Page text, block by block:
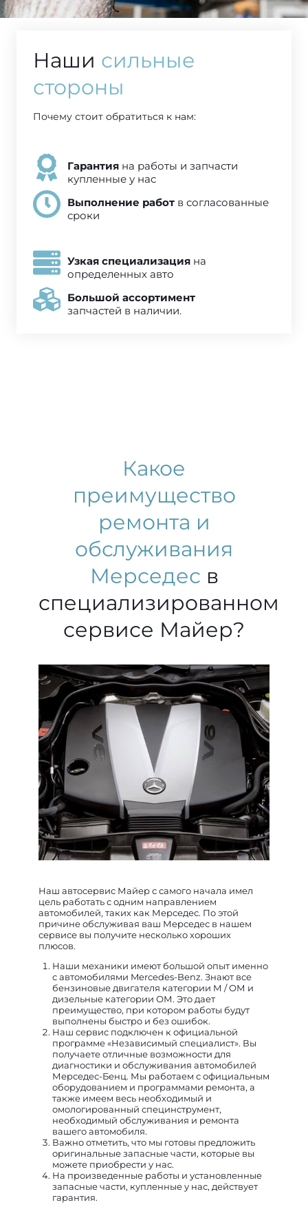
Наши сильные
стороны
Почему стоит обратиться к нам:
Гарантия на работы и запчасти
купленные у нас
Выполнение работ в согласованные
сроки
Узкая специализация на
определенных авто
Большой ассортимент
запчастей в наличии.
Какое
преимущество
ремонта и
обслуживания
Мерседес в
специализированном
сервисе Майер?
Наш автосервис Майер с самого начала имел
цель работать с одним направлением
автомобилей, таких как Мерседес. По этой
причине обслуживая ваш Мерседес в нашем
сервисе вы получите несколько хороших
плюсов.
Наши механики имеют большой опыт именно
с автомобилями Mercedes-Benz. Знают все
бензиновые двигателя категории М / ОМ и
дизельные категории ОМ. Это дает
преимущество, при котором работы будут
выполнены быстро и без ошибок.
Наш сервис подключен к официальной
программе «Независимый специалист». Вы
получаете отличные возможности для
диагностики и обслуживания автомобилей
Мерседес-Бенц. Мы работаем с официальным
оборудованием и программами ремонта, а
также имеем весь необходимый и
омологированный специнструмент,
необходимый обслуживания и ремонта
вашего автомобиля.
Важно отметить, что мы готовы предложить
оригинальные запасные части, которые вы
можете приобрести у нас.
На произведенные работы и установленные
запасные части, купленные у нас, действует
гарантия.